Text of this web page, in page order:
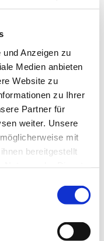
Anzeigen zu
Medien anbieten
Website zu
zu Ihrer
Partner für
weiter. Unsere
mit
bereitgestellt
Gemeindehaus
für
Jahren genießen
Wer gerne
Pfarramt oder